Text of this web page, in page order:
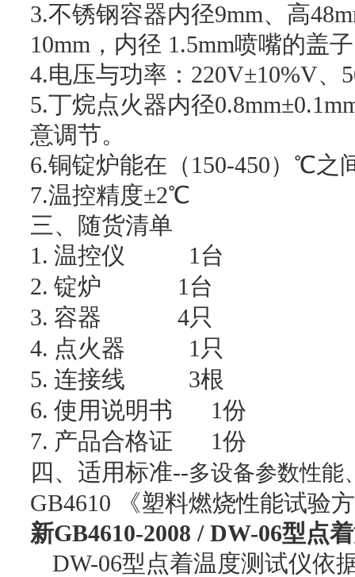
3.不锈钢容器内径9mm、高
10mm，内径 1.5mm喷嘴的盖
4.电压与功率：220V±10%V、
5.丁烷点火器内径
意调节。
6.铜锭炉能在（150-450）℃之
7.温控精度±2℃
三、随货清单
1. 温控仪 1台
2. 锭炉 1台
3. 容器 4只
4. 点火器 1只
5. 连接线 3根
6. 使用说明书 1份
7. 产品合格证 1份
四、适用标准--多设备参数性能
GB4610 《塑料燃烧性能试验
新GB4610-2008 / DW-06型点
DW-06型点着温度测试仪依